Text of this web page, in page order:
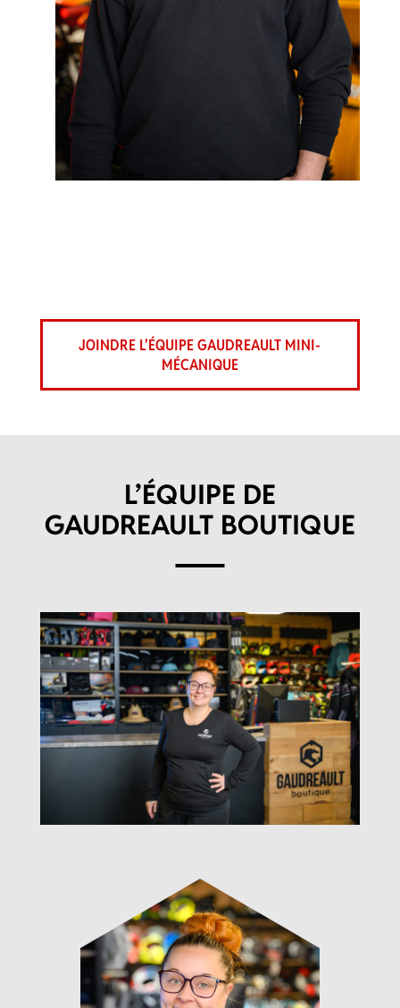
JOINDRE L'ÉQUIPE GAUDREAULT MINI-
MÉCANIQUE
L’ÉQUIPE DE
GAUDREAULT BOUTIQUE